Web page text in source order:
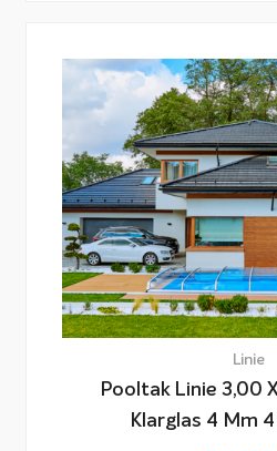
Linie
Pooltak Linie 3,00
Klarglas 4 Mm